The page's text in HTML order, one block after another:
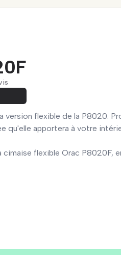
version flexible de la P8020.
qu'elle apportera à votre
flexible Orac P8020F,